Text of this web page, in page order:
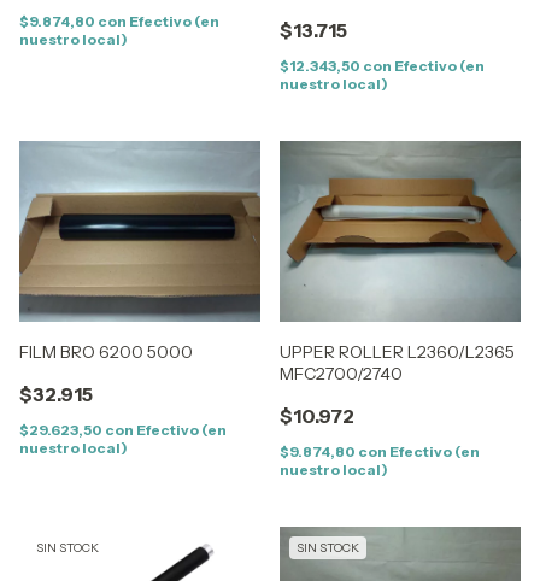
$9.874,80 con Efectivo (en
nuestro local)
5270 5370 5280 8450 8860
$13.715
$12.343,50 con Efectivo (en
nuestro local)
FILM BRO 6200 5000
$32.915
$29.623,50 con Efectivo (en
nuestro local)
UPPER ROLLER L2360/L2365
MFC2700/2740
$10.972
$9.874,80 con Efectivo (en
nuestro local)
SIN STOCK SIN STOCK